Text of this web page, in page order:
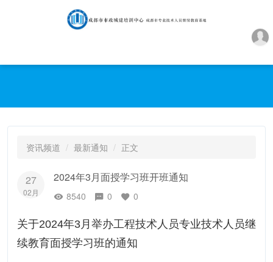
资讯频道 最新通知 正文
27
02月
2024年3月面授学习班开班通知
8540 0 0
关于2024年3月举办工程技术人员专业技术人员继
续教育面授学习班的通知